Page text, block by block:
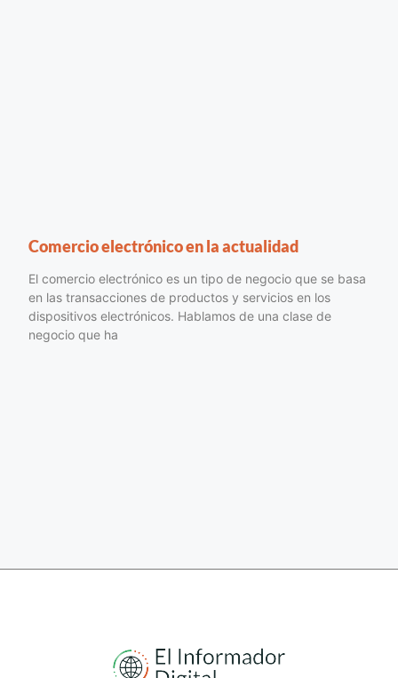
Comercio electrónico en la actualidad
El comercio electrónico es un tipo de negocio que se basa
en las transacciones de productos y servicios en los
dispositivos electrónicos. Hablamos de una clase de
negocio que ha